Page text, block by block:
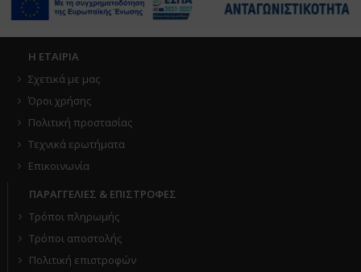
Η ΕΤΑΙΡΙΑ
Σχετικά με μας
Όροι χρήσης
Πολιτική προστασίας
Τεχνικά ερωτήματα
Επικοινωνία
ΠΑΡΑΓΓΕΛΙΕΣ & ΕΠΙΣΤΡΟΦΕΣ
Τρόποι πληρωμής
Τρόποι αποστολής
Πολιτική επιστροφών